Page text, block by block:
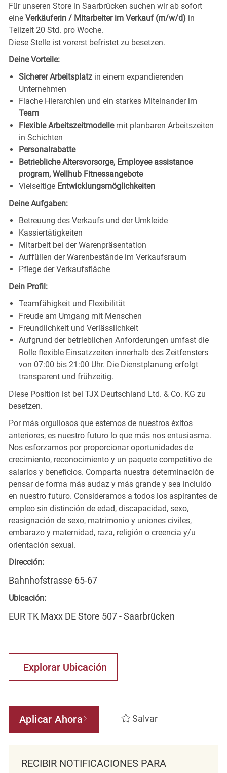
Für unseren Store in Saarbrücken suchen wir ab sofort
eine Verkäuferin / Mitarbeiter im Verkauf (m/w/d) in
Teilzeit 20 Std. pro Woche.
Diese Stelle ist vorerst befristet zu besetzen.
Deine Vorteile:
Sicherer Arbeitsplatz in einem expandierenden
Unternehmen
Flache Hierarchien und ein starkes Miteinander im
Team
Flexible Arbeitszeitmodelle mit planbaren Arbeitszeiten
in Schichten
Personalrabatte
Betriebliche Altersvorsorge, Employee assistance
program, Wellhub Fitnessangebote
Vielseitige Entwicklungsmöglichkeiten
Deine Aufgaben:
Betreuung des Verkaufs und der Umkleide
Kassiertätigkeiten
Mitarbeit bei der Warenpräsentation
Auffüllen der Warenbestände im Verkaufsraum
Pflege der Verkaufsfläche
Dein Profil:
Teamfähigkeit und Flexibilität
Freude am Umgang mit Menschen
Freundlichkeit und Verlässlichkeit
Aufgrund der betrieblichen Anforderungen umfast die
Rolle flexible Einsatzzeiten innerhalb des Zeitfensters
von 07:00 bis 21:00 Uhr. Die Dienstplanung erfolgt
transparent und frühzeitig.
Diese Position ist bei TJX Deutschland Ltd. & Co. KG zu
besetzen.
Por más orgullosos que estemos de nuestros éxitos
anteriores, es nuestro futuro lo que más nos entusiasma.
Nos esforzamos por proporcionar oportunidades de
crecimiento, reconocimiento y un paquete competitivo de
salarios y beneficios. Comparta nuestra determinación de
pensar de forma más audaz y más grande y sea incluido
en nuestro futuro. Consideramos a todos los aspirantes de
empleo sin distinción de edad, discapacidad, sexo,
reasignación de sexo, matrimonio y uniones civiles,
embarazo y maternidad, raza, religión o creencia y/u
orientación sexual.
Dirección:
Bahnhofstrasse 65-67
Ubicación:
EUR TK Maxx DE Store 507 - Saarbrücken
Explorar Ubicación
Aplicar Ahora Salvar
RECIBIR NOTIFICACIONES PARA